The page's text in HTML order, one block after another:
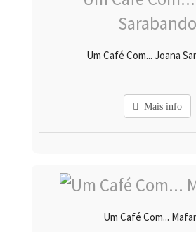
Um Café Com... Joana
Mais info
Um Café Com...